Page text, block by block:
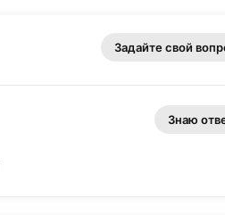
Задайте свой
Знаю